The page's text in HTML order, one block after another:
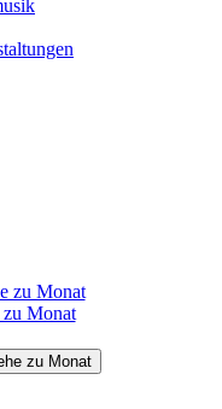
zu Monat
zu Monat